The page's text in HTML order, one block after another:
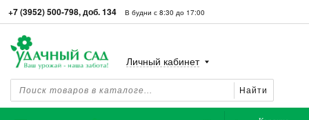
+7 (3952) 500-798, доб. 134 В будни с 8:30 до 17:00
Найти
Личный кабинет